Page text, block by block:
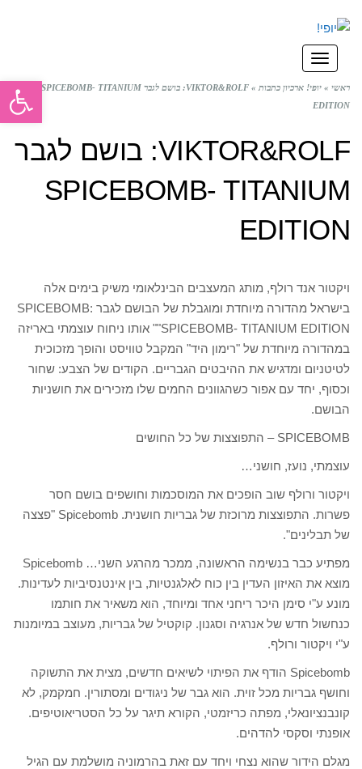
תפריט
ראשי » יופי! ארכיון כתבות »
VIKTOR&ROLF: בושם לגבר SPICEBOMB- TITANIUM
EDITION
VIKTOR&ROLF: בושם לגבר
SPICEBOMB- TITANIUM
EDITION
ויקטור אנד רולף, מותג המעצבים הבינלאומי משיק בימים אלה
בישראל מהדורה מיוחדת ומוגבלת של הבושם לגבר SPICEBOMB:
"SPICEBOMB- TITANIUM EDITION" אותו ניחוח עוצמתי באריזה
במהדורה מיוחדת של "רימון היד" המקבל טוויסט והופך מזכוכית
לטיטניום ומדגיש את ההיבטים הגבריים. הקודים של הצבע: שחור
וכסוף, יחד עם אפור כשהגוונים החמים שלו מזכירים את חושניות
הבושם.
SPICEBOMB – התפוצצות של כל החושים
עוצמתי, נועז, חושני…
ויקטור ורולף שוב הופכים את המוסכמות וחושפים בושם חסר
פשרות. התפוצצות מרוכזת של גבריות חושנית. Spicebomb "פצצה
של תבלינים".
מפתיע כבר בנשימה הראשונה, ממכר מהרגע השני… Spicebomb
מוצא את האיזון העדין בין כוח לאלגנטיות, בין אינטנסיביות לעדינות.
מונע ע"י סימן היכר ריחני אחד ומיוחד, הוא משאיר את חותמו
כנחשול חדש של אנרגיה וסגנון. קוקטיל של גבריות, מעוצב במיומנות
ע"י ויקטור ורולף.
Spicebomb הודף את הפיתוי לשיאים חדשים, מצית את התשוקה
וחושף גבריות מכל זוית. הוא גבר של ניגודים ומסתורין. חמקמק, לא
קונבנציונאלי, מפתה כריזמטי, הקורא תיגר על כל הסטריאוטיפים.
אופנתי וסקסי להדהים.
מגלם הידור שהוא נצחי ויחד עם זאת בהרמוניה מושלמת עם הגיל
פתח